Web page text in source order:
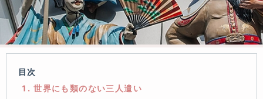
目次
1. 世界にも類のない三人遣い